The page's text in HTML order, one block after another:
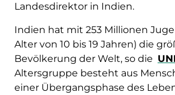
Landesdirektor in Indien.
Indien hat mit 253 Millionen
Alter von 10 bis 19 Jahren) die
Bevölkerung der Welt, so die
Altersgruppe besteht aus
einer Übergangsphase des